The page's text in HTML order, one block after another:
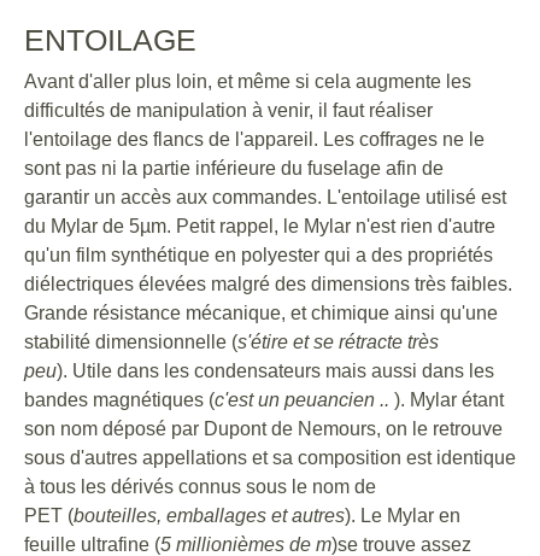
ENTOILAGE
Avant d'aller plus loin, et même si cela augmente les
difficultés de manipulation à venir, il faut réaliser
l'entoilage des flancs de l'appareil. Les coffrages ne le
sont pas ni la partie inférieure du fuselage afin de
garantir un accès aux commandes. L'entoilage utilisé est
du Mylar de 5µm. Petit rappel, le Mylar n'est rien d'autre
qu'un film synthétique en polyester qui a des propriétés
diélectriques élevées malgré des dimensions très faibles.
Grande résistance mécanique, et chimique ainsi qu'une
stabilité dimensionnelle (s'étire et se rétracte très
peu). Utile dans les condensateurs mais aussi dans les
bandes magnétiques (c'est un peuancien .. ). Mylar étant
son nom déposé par Dupont de Nemours, on le retrouve
sous d'autres appellations et sa composition est identique
à tous les dérivés connus sous le nom de
PET (bouteilles, emballages et autres). Le Mylar en
feuille ultrafine (5 millionièmes de m)se trouve assez